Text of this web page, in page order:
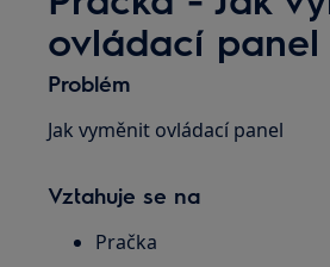
ovládací panel
Problém
Jak vyměnit ovládací panel
Vztahuje se na
Pračka